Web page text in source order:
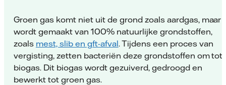
Groen gas komt niet uit de grond zoals aardgas, maar
wordt gemaakt van 100% natuurlijke grondstoffen,
zoals mest, slib en gft-afval. Tijdens een proces van
vergisting, zetten bacteriën deze grondstoffen om tot
biogas. Dit biogas wordt gezuiverd, gedroogd en
bewerkt tot groen gas.